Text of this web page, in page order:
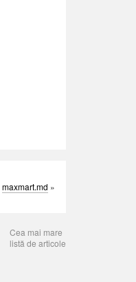
maxmart.md »
Cea mai mare
listă de articole